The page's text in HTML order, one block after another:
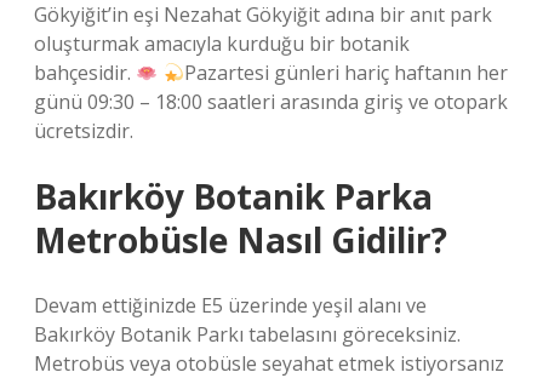
Gökyiğit’in eşi Nezahat Gökyiğit adına bir anıt park
oluşturmak amacıyla kurduğu bir botanik
bahçesidir.
Pazartesi günleri hariç haftanın her
günü 09:30 – 18:00 saatleri arasında giriş ve otopark
ücretsizdir.
Bakırköy Botanik Parka
Metrobüsle Nasıl Gidilir?
Devam ettiğinizde E5 üzerinde yeşil alanı ve
Bakırköy Botanik Parkı tabelasını göreceksiniz.
Metrobüs veya otobüsle seyahat etmek istiyorsanız